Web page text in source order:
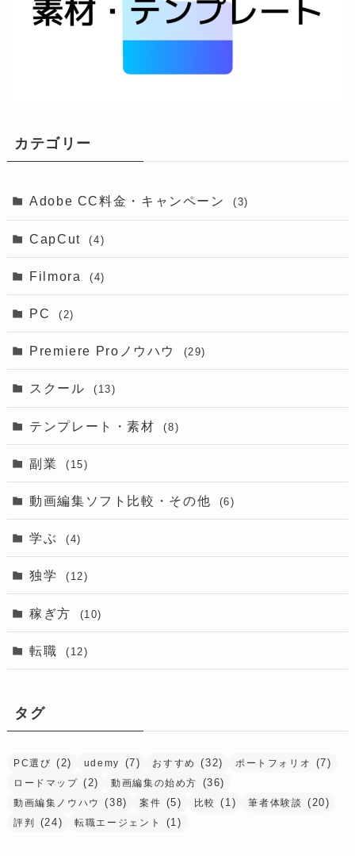
カテゴリー
Adobe CC料金・キャンペーン (3)
CapCut (4)
Filmora (4)
PC (2)
Premiere Proノウハウ (29)
スクール (13)
テンプレート・素材 (8)
副業 (15)
動画編集ソフト比較・その他 (6)
学ぶ (4)
独学 (12)
稼ぎ方 (10)
転職 (12)
タグ
PC選び (2) udemy (7) おすすめ (32) ポートフォリオ (7)
ロードマップ (2) 動画編集の始め方 (36)
動画編集ノウハウ (38) 案件 (5) 比較 (1) 筆者体験談 (20)
評判 (24) 転職エージェント (1)